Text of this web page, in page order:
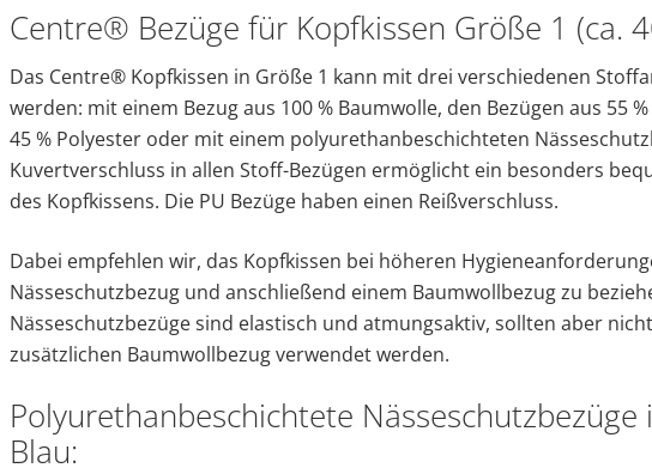
Menge
Centre® Bezüge für Kopfkissen Größe 1 (ca.
Das Centre® Kopfkissen in Größe 1 kann mit drei verschiedenen
werden: mit einem Bezug aus 100 % Baumwolle, den Bezügen aus 55
45 % Polyester oder mit einem polyurethanbeschichteten
Kuvertverschluss in allen Stoff-Bezügen ermöglicht ein besonders
des Kopfkissens. Die PU Bezüge haben einen Reißverschluss.
Dabei empfehlen wir, das Kopfkissen bei höheren
Nässeschutzbezug und anschließend einem Baumwollbezug zu
Nässeschutzbezüge sind elastisch und atmungsaktiv, sollten aber
zusätzlichen Baumwollbezug verwendet werden.
Polyurethanbeschichtete Nässeschutzbezüge
Blau: